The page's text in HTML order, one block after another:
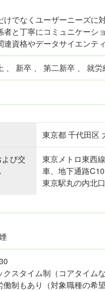
けでなくユーザーニーズに
者と丁寧にコミュニケーシ
連資格やデータサイエンテ
、 新卒 、 第二新卒 、 就
東京都 千代田区
び交
東京メトロ東西
車、地下通路
東京駅丸の内北
クスタイム制（コアタイムな
働制もあり（対象職種の希